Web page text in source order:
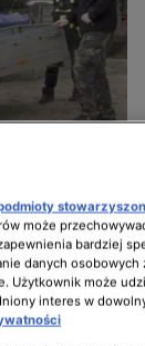
+1
galerię
może
bardziej
danych osobowych
Użytkownik może
interes w